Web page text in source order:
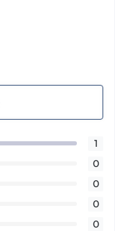
1
0
0
0
0